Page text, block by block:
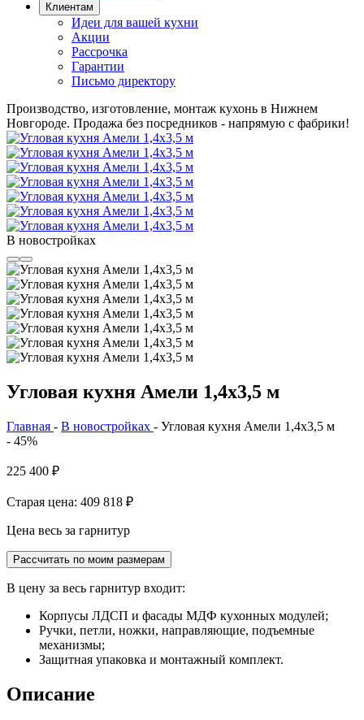
Клиентам
Идеи для вашей кухни
Акции
Рассрочка
Гарантии
Письмо директору
Производство, изготовление, монтаж кухонь в Нижнем
Новгороде. Продажа без посредников - напрямую с фабрики!
В новостройках
Угловая кухня Амели 1,4х3,5 м
Главная - В новостройках - Угловая кухня Амели 1,4х3,5 м
- 45%
225 400 ₽
Старая цена: 409 818 ₽
Цена весь за гарнитур
Рассчитать по моим размерам
В цену за весь гарнитур входит:
Корпусы ЛДСП и фасады МДФ кухонных модулей;
Ручки, петли, ножки, направляющие, подъемные
механизмы;
Защитная упаковка и монтажный комплект.
Описание